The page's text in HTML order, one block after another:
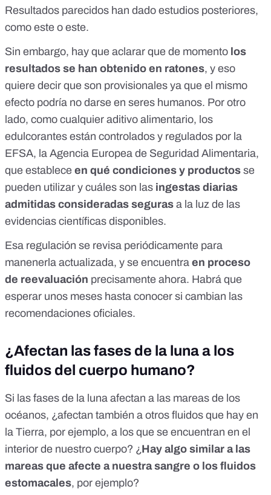
Resultados parecidos han dado estudios posteriores,
como este o este.
Sin embargo, hay que aclarar que de momento los
resultados se han obtenido en ratones, y eso
quiere decir que son provisionales ya que el mismo
efecto podría no darse en seres humanos. Por otro
lado, como cualquier aditivo alimentario, los
edulcorantes están controlados y regulados por la
EFSA, la Agencia Europea de Seguridad Alimentaria,
que establece en qué condiciones y productos se
pueden utilizar y cuáles son las ingestas diarias
admitidas consideradas seguras a la luz de las
evidencias científicas disponibles.
Esa regulación se revisa periódicamente para
manenerla actualizada, y se encuentra en proceso
de reevaluación precisamente ahora. Habrá que
esperar unos meses hasta conocer si cambian las
recomendaciones oficiales.
¿Afectan las fases de la luna a los
fluidos del cuerpo humano?
Si las fases de la luna afectan a las mareas de los
océanos, ¿afectan también a otros fluidos que hay en
la Tierra, por ejemplo, a los que se encuentran en el
interior de nuestro cuerpo? ¿Hay algo similar a las
mareas que afecte a nuestra sangre o los fluidos
estomacales, por ejemplo?